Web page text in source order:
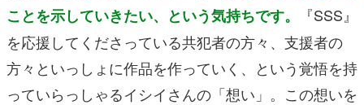
ことを示していきたい、という気持ちです。
『SSS』
を応援してくださっている共犯者の方々、支援者の
方々といっしょに作品を作っていく、という覚悟を持
っていらっしゃるイシイさんの「想い」。この想いを